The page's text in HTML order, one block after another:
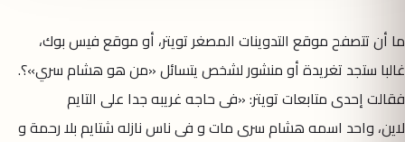
ما أن تتصفح موقع التدوينات المصغر تويتر، أو موقع فيس بوك،
غالبا ستجد تغريدة أو منشور لشخص يتسائل «من هو هشام سري»؟.
‏فقالت إحدى متابعات تويتر: «فى حاجه غريبه جدا على التايم
لاين، واحد اسمه هشام سرى مات و فى ناس نازله شتايم بلا رحمة و